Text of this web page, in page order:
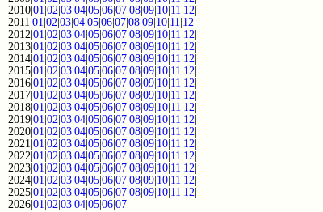
2010|01|02|03|04|05|06|07|08|09|10|11|12|
2011|01|02|03|04|05|06|07|08|09|10|11|12|
2012|01|02|03|04|05|06|07|08|09|10|11|12|
2013|01|02|03|04|05|06|07|08|09|10|11|12|
2014|01|02|03|04|05|06|07|08|09|10|11|12|
2015|01|02|03|04|05|06|07|08|09|10|11|12|
2016|01|02|03|04|05|06|07|08|09|10|11|12|
2017|01|02|03|04|05|06|07|08|09|10|11|12|
2018|01|02|03|04|05|06|07|08|09|10|11|12|
2019|01|02|03|04|05|06|07|08|09|10|11|12|
2020|01|02|03|04|05|06|07|08|09|10|11|12|
2021|01|02|03|04|05|06|07|08|09|10|11|12|
2022|01|02|03|04|05|06|07|08|09|10|11|12|
2023|01|02|03|04|05|06|07|08|09|10|11|12|
2024|01|02|03|04|05|06|07|08|09|10|11|12|
2025|01|02|03|04|05|06|07|08|09|10|11|12|
2026|01|02|03|04|05|06|07|